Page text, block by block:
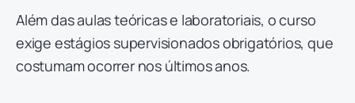
Além das aulas teóricas e laboratoriais, o curso
exige estágios supervisionados obrigatórios, que
costumam ocorrer nos últimos anos.